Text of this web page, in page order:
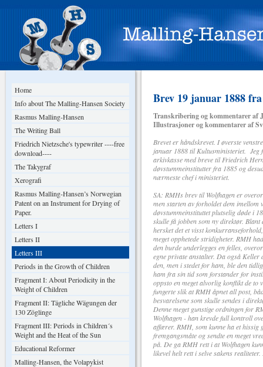
Home
Info about The Malling-Hansen Society
Rasmus Malling-Hansen
The Writing Ball
Friedrich Nietzsche's typewriter ----free
download----
The Takygraf
Xerografi
Rasmus Malling-Hansen’s Norwegian
Patent on an Instrument for Drying of
Paper.
Letters I
Letters II
Letters III
Periods in the Growth of Children
Fragment I: About Periodicity in the
Weight of Children
Fragment II: Tägliche Wägungen der
130 Zöglinge
Fragment III: Periods in Children´s
Weight and the Heat of the Sun
Educational Reformer
Malling-Hansen, the Volapykist
Brev 19 januar 1888
Transkribering og kommentarer af
Illustrasjoner og kommentarer af
Brevet er håndskrevet. I øverste
januar 1888 til Kultusministeriet. Jeg
arkivkasse med breve til Friedrich
døvstummeinstitutter fra 1885 og
nærmeste chef i ministeriet.
SA: RMHs brev til Wolfhagen er
men starten av forholdet dem
døvstummeinstituttet plutselig døde i
skulle få jobben som ny direktør. Blant
hersket det et visst
meget opphetede stridigheter. RMH
den burde underlegges en felles,
egne private anstalter. Da også Keller
den, men i stedet for ham, ble den
ham fra sin tid som forstander for
oppsto en meget alvorlig konflikt de to
fungerte slik at RMH åpnet all post,
besvarelsene som skulle sendes i
Denne meget gunstige ordningen for
Wolfhagen - han krevde full kontroll
affærer. RMH, som kunne ha et hissig
fremgangsmåte og sendte en meget
på. De ga RMH rett i at Wolfhagen
likevel helt rett i selve sakens